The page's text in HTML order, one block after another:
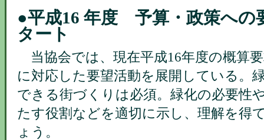
●平成16 年度 予算・政策への
タート
当協会では、現在平成16年度の概算
に対応した要望活動を展開している。
できる街づくりは必須。緑化の必要性
たす役割などを適切に示し、理解を得
ょう。